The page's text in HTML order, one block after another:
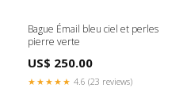
Bague Émail bleu ciel et perles
pierre verte
US$ 250.00
★★★★★ 4.6 (23 reviews)